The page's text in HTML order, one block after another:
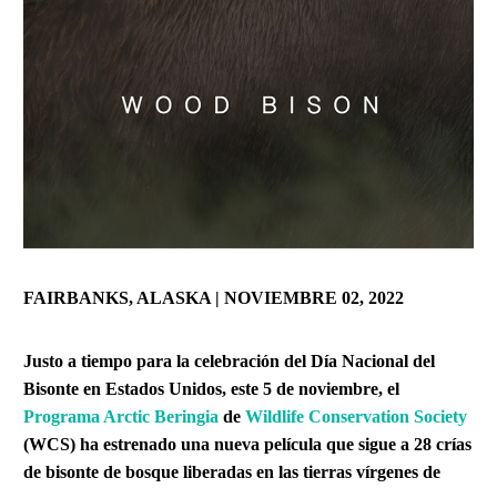
FAIRBANKS, ALASKA | NOVIEMBRE 02, 2022
Justo a tiempo para la celebración del Día Nacional del
Bisonte en Estados Unidos, este 5 de noviembre, el
Programa Arctic Beringia de Wildlife Conservation Society
(WCS) ha estrenado una nueva película que sigue a 28 crías
de bisonte de bosque liberadas en las tierras vírgenes de